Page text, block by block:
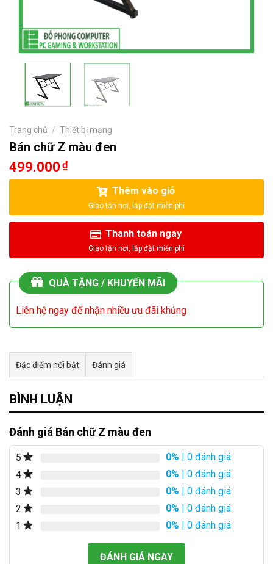
Trang chủ / Thiết bị mạng
Bán chữ Z màu đen
499.000 ₫
Thêm vào giỏ
Thanh toán ngay
QUÀ TẶNG / KHUYẾN MÃI
Liên hệ ngay để nhận nhiều ưu đãi khủng
Đặc điểm nổi bật Đánh giá
Tư vấn & bán hàng qua Facebook
BÌNH LUẬN
Đánh giá Bán chữ Z màu đen
5 0% | 0 đánh giá
4
0% | 0 đánh giá
3
0% | 0 đánh giá
2
0% | 0 đánh giá
1
0% | 0 đánh giá
ĐÁNH GIÁ NGAY